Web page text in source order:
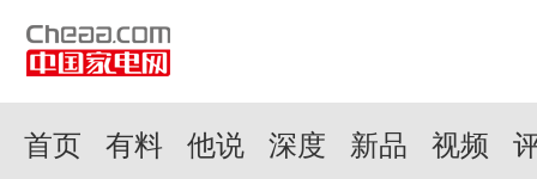
首页 有料 他说 深度 新品 视频